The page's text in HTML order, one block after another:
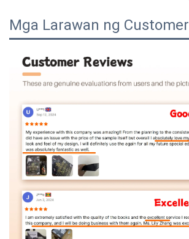
Mga Larawan ng Customer